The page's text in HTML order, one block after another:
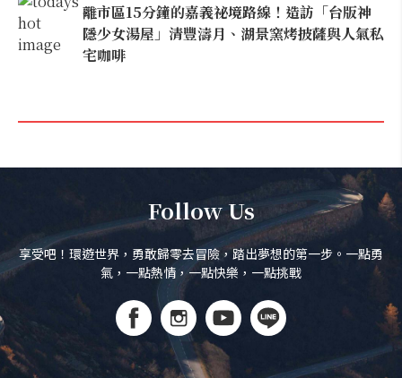
離市區15分鐘的嘉義祕境路線！造訪「台版神
隱少女湯屋」清豐濤月、湖景窯烤披薩與人氣私
宅咖啡
Follow Us
享受吧！環遊世界，勇敢歸零去冒險，踏出夢想的第一步。一點勇
氣，一點熱情，一點快樂，一點挑戰